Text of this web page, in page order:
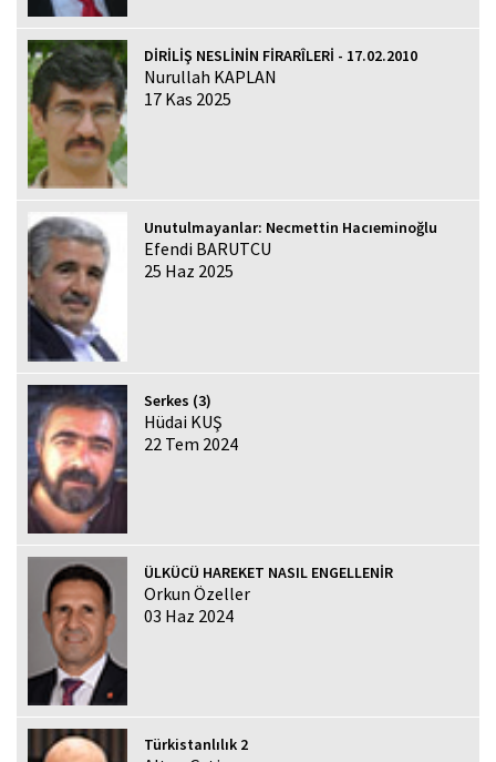
DİRİLİŞ NESLİNİN FİRARÎLERİ - 17.02.2010
Nurullah KAPLAN
17 Kas 2025
Unutulmayanlar: Necmettin Hacıeminoğlu
Efendi BARUTCU
25 Haz 2025
Serkes (3)
Hüdai KUŞ
22 Tem 2024
ÜLKÜCÜ HAREKET NASIL ENGELLENİR
Orkun Özeller
03 Haz 2024
Türkistanlılık 2